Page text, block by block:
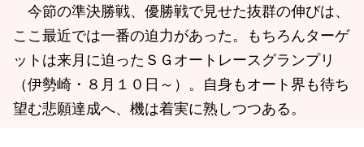
今節の準決勝戦、優勝戦で見せた抜群の伸びは、
ここ最近では一番の迫力があった。もちろんターゲ
ットは来月に迫ったＳＧオートレースグランプリ
（伊勢崎・８月１０日～）。自身もオート界も待ち
望む悲願達成へ、機は着実に熟しつつある。